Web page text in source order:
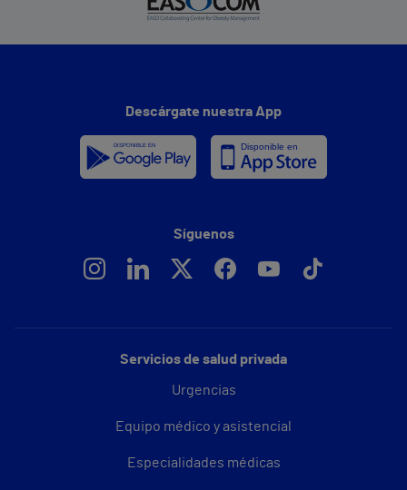
Servicios de salud privada
Urgencias
Equipo médico y asistencial
Especialidades médicas
Descárgate nuestra App
Síguenos